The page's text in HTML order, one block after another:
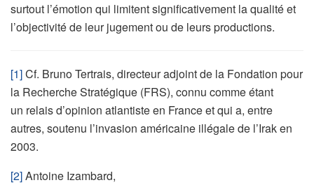
surtout l’émotion qui limitent significativement la qualité et
l’objectivité de leur jugement ou de leurs productions.
[1]Cf. Bruno Tertrais, directeur adjoint de la Fondation pour
la Recherche Stratégique (FRS), connu comme étant
un relais d’opinion atlantiste en France et qui a, entre
autres, soutenu l’invasion américaine illégale de l’Irak en
2003.
[2]Antoine Izambard,